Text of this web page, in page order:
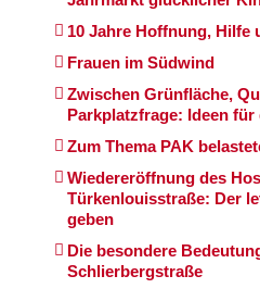
10 Jahre Hoffnung, Hilfe
Frauen im Südwind
Zwischen Grünfläche,
Parkplatzfrage: Ideen
Zum Thema PAK
Wiedereröffnung des
Türkenlouisstraße: Der
geben
Die besondere
Schlierbergstraße